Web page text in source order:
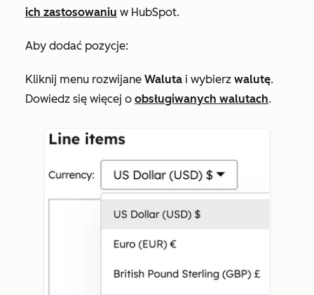
ich zastosowaniu w HubSpot.
Aby dodać pozycje:
Kliknij menu rozwijane Waluta i wybierz walutę.
Dowiedz się więcej o obsługiwanych walutach.